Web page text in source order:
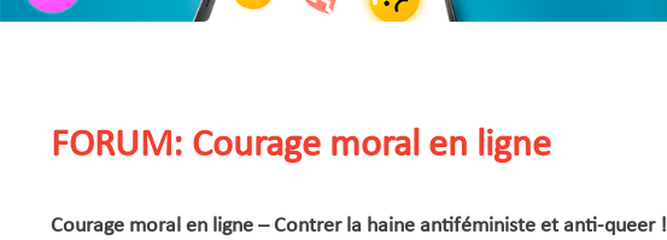
FORUM: Courage moral en ligne
Courage moral en ligne – Contrer la haine antiféministe et anti-queer !